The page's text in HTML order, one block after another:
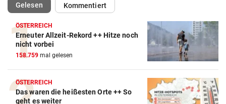
Gelesen(ausgewählt)Kommentiert
ÖSTERREICH
Erneuter Allzeit-Rekord ++ Hitze noch
nicht vorbei
158.759 mal gelesen
ÖSTERREICH
Das waren die heißesten Orte ++ So
geht es weiter